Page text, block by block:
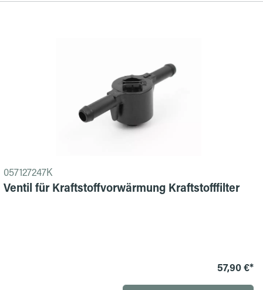
057127247K
Ventil für Kraftstoffvorwärmung Kraftstofffilter
57,90 €*